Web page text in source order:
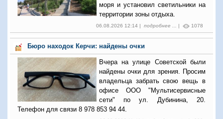
моря и установил светильники на
территории зоны отдыха.
06.08.2026 12:14 | подробнее ... | 1078
Бюро находок Керчи: найдены очки
Вчера на улице Советской были
найдены очки для зрения. Просим
владельца забрать свою вещь в
офисе ООО "Мультисервисные
сети" по ул. Дубинина, 20.
Телефон для связи 8 978 853 94 44.